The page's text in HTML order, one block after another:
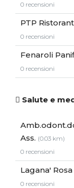
0 recensioni
PTP
0 recensioni
Fenaroli
0 recensioni
Salute e
Ass. (0.03 km)
0 recensioni
Lagana'
0 recensioni